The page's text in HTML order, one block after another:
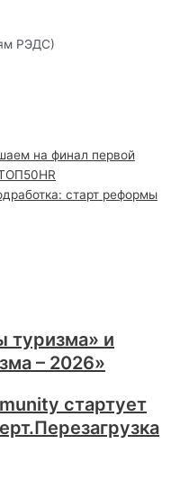
РЭДС)
на финал первой
старт реформы
туризма» и
– 2026»
стартует